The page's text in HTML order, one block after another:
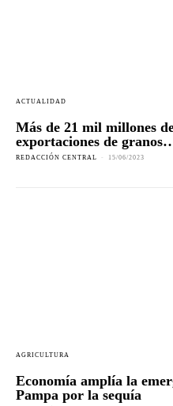
ACTUALIDAD
Más de 21 mil millones
exportaciones de
REDACCIÓN CENTRAL - 15/06/2023
AGRICULTURA
Economía amplía la
Pampa por la sequía